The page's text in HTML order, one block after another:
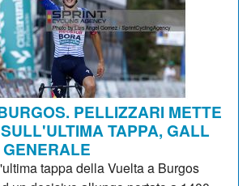
PELLIZZARI METTE
TAPPA, GALL
tappa della Vuelta a Burgos